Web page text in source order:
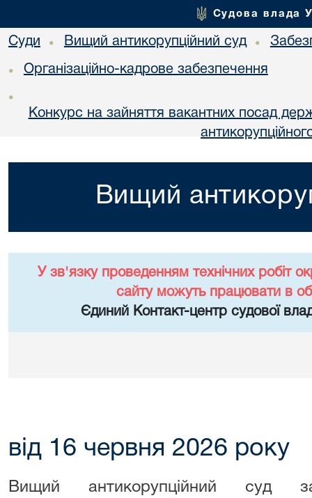
Судова влада
Суди • Вищий антикорупційний суд •
• Організаційно-кадрове забезпечення
•
Конкурс на зайняття вакантних посад
Вищий
У зв'язку проведенням технічних робіт
сайту можуть працювати в
Єдиний Контакт-центр судової
від 16 червня 2026 року
Вищий антикорупційний суд